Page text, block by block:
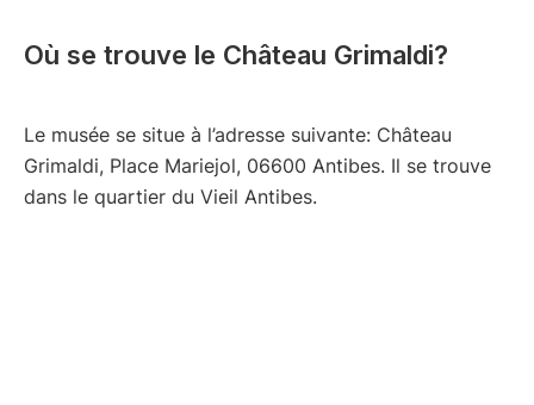
Où se trouve le Château Grimaldi?
Le musée se situe à l’adresse suivante: Château
Grimaldi, Place Mariejol, 06600 Antibes. Il se trouve
dans le quartier du Vieil Antibes.